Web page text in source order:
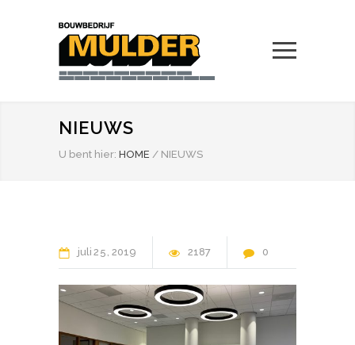
NIEUWS
U bent hier: HOME / NIEUWS
juli 25 2019 2187 0